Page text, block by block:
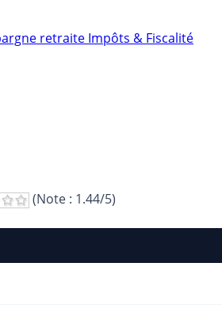
retraite Impôts & Fiscalité
(Note : 1.44/5)